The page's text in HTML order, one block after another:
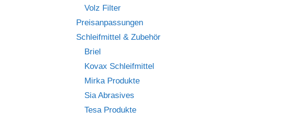
Volz Filter
Preisanpassungen
Schleifmittel & Zubehör
Briel
Kovax Schleifmittel
Mirka Produkte
Sia Abrasives
Tesa Produkte